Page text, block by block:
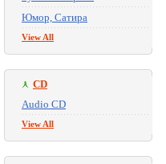
Юмор, Сатира
View All
CD
Audio CD
View All